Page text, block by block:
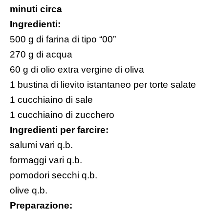
minuti circa
Ingredienti:
500 g di farina di tipo “00”
270 g di acqua
60 g di olio extra vergine di oliva
1 bustina di lievito istantaneo per torte salate
1 cucchiaino di sale
1 cucchiaino di zucchero
Ingredienti per farcire:
salumi vari q.b.
formaggi vari q.b.
pomodori secchi q.b.
olive q.b.
Preparazione: